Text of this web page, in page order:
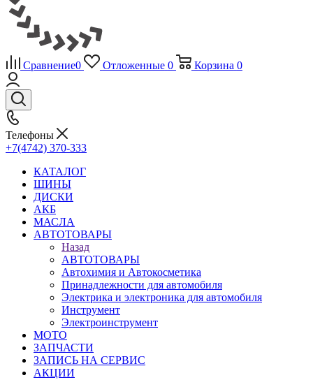
Сравнение0 Отложенные 0 Корзина 0
Телефоны
+7(4742) 370-333
КАТАЛОГ
ШИНЫ
ДИСКИ
АКБ
МАСЛА
АВТОТОВАРЫ
Назад
АВТОТОВАРЫ
Автохимия и Автокосметика
Принадлежности для автомобиля
Электрика и электроника для автомобиля
Инструмент
Электроинструмент
МОТО
ЗАПЧАСТИ
ЗАПИСЬ НА СЕРВИС
АКЦИИ